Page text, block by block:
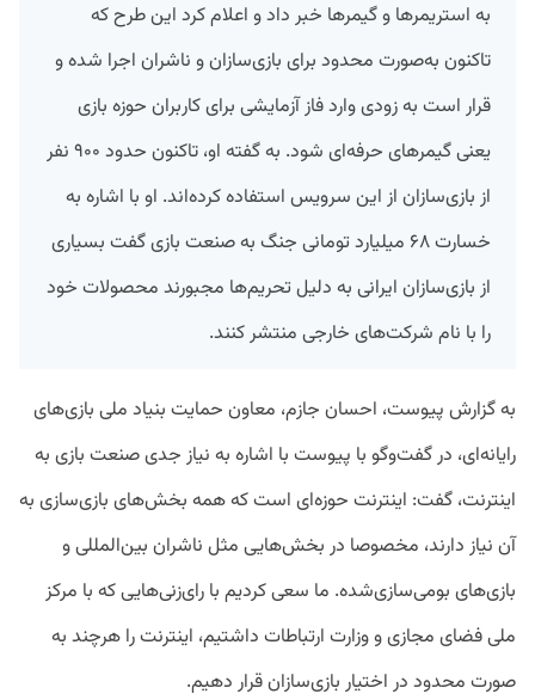
به استریمرها و گیمرها خبر داد و اعلام کرد این طرح که
تاکنون به‌صورت محدود برای بازی‌سازان و ناشران اجرا شده و
قرار است به زودی وارد فاز آزمایشی برای کاربران حوزه بازی
یعنی گیمرهای حرفه‌ای شود. به گفته او، تاکنون حدود ۹۰۰ نفر
از بازی‌سازان از این سرویس استفاده کرده‌اند. او با اشاره به
خسارت ۶۸ میلیارد تومانی جنگ به صنعت بازی گفت بسیاری
از بازی‌سازان ایرانی به دلیل تحریم‌ها مجبورند محصولات خود
را با نام شرکت‌های خارجی منتشر کنند.
به گزارش پیوست، احسان جازم، معاون حمایت بنیاد ملی بازی‌های
رایانه‌ای، در گفت‌وگو با پیوست با اشاره به نیاز جدی صنعت بازی به
اینترنت، گفت: اینترنت حوزه‌ای است که همه بخش‌های بازی‌سازی به
آن نیاز دارند، مخصوصا در بخش‌هایی مثل ناشران بین‌المللی و
بازی‌های بومی‌سازی‌شده. ما سعی کردیم با رای‌زنی‌هایی که با مرکز
ملی فضای مجازی و وزارت ارتباطات داشتیم، اینترنت را هرچند به
صورت محدود در اختیار بازی‌سازان قرار دهیم.